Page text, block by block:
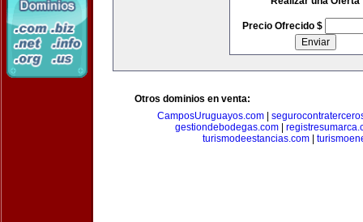
Precio Ofrecido $
Otros dominios en venta:
CamposUruguayos.com|
gestiondebodegas.com|
turismodeestancias.com|